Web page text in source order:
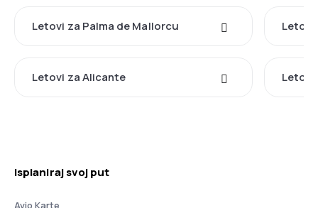
Letovi za Palma de Mallorcu Letovi
Letovi za Alicante Letovi
Isplaniraj svoj put
Avio Karte